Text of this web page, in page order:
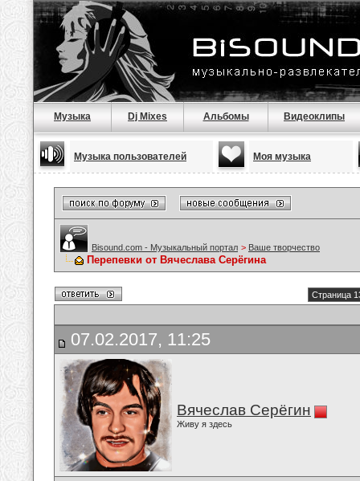
Музыка Dj Mixes Альбомы Видеоклипы
Музыка пользователей Моя музыка
Bisound.com - Музыкальный портал > Ваше творчество
Перепевки от Вячеслава Серёгина
Страница
07.02.2017, 11:25
Вячеслав Серёгин
Живу я здесь